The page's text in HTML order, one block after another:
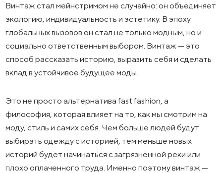
Винтаж стал мейнстримом не случайно: он объединяет
экологию, индивидуальность и эстетику. В эпоху
глобальных вызовов он стал не только модным, но и
социально ответственным выбором. Винтаж — это
способ рассказать историю, выразить себя и сделать
вклад в устойчивое будущее моды.
Это не просто альтернатива fast fashion, а
философия, которая влияет на то, как мы смотрим на
моду, стиль и самих себя. Чем больше людей будут
выбирать одежду с историей, тем меньше новых
историй будет начинаться с загрязнённой реки или
плохо оплаченного труда. Именно поэтому винтаж —